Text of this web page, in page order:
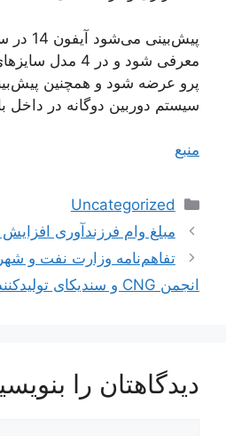
پرو عرضه شود و همچنین
سیستم دوربین دوگانه در داخل
منبع
دسته‌ها
Uncategorized
ناوبری
نوشته‌ها
مبلغ وام فرزندآوری افزایش
تفاهم‌نامه وزارت نفت و
انجمن CNG و سندیکای تولیدکنندگان برق
دیدگاهتان را